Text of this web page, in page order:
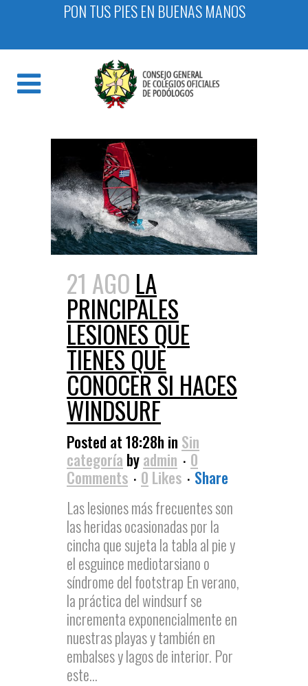
PON TUS PIES EN BUENAS MANOS
21 AGO LA
PRINCIPALES
LESIONES QUE
TIENES QUE
CONOCER SI HACES
WINDSURF
Posted at 18:28h in Sin
categoría byadmin
0
Comments
0 Likes
Share
Las lesiones más frecuentes son
las heridas ocasionadas por la
cincha que sujeta la tabla al pie y
el esguince mediotarsiano o
síndrome del footstrap En verano,
la práctica del windsurf se
incrementa exponencialmente en
nuestras playas y también en
embalses y lagos de interior. Por
este...